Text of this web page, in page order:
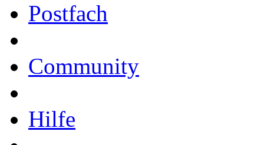
Postfach
Community
Hilfe